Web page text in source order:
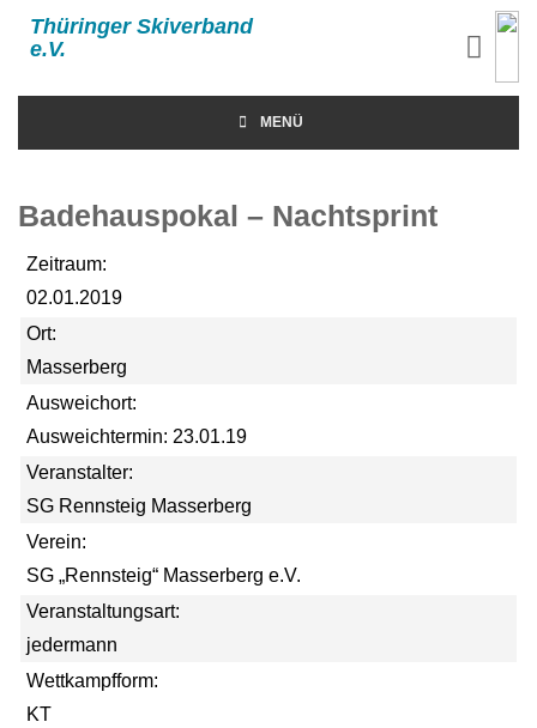
Thüringer Skiverband
e.V.
MENÜ
Badehauspokal – Nachtsprint
Zeitraum:
02.01.2019
Ort:
Masserberg
Ausweichort:
Ausweichtermin: 23.01.19
Veranstalter:
SG Rennsteig Masserberg
Verein:
SG „Rennsteig“ Masserberg e.V.
Veranstaltungsart:
jedermann
Wettkampfform:
KT